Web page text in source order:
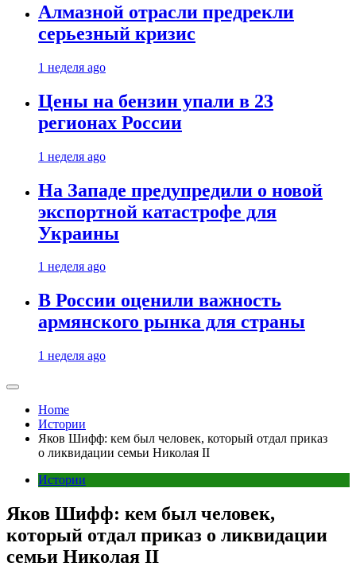
Алмазной отрасли предрекли
серьезный кризис
1 неделя ago
Цены на бензин упали в 23
регионах России
1 неделя ago
На Западе предупредили о новой
экспортной катастрофе для
Украины
1 неделя ago
В России оценили важность
армянского рынка для страны
1 неделя ago
Home
Истории
Яков Шифф: кем был человек, который отдал приказ
о ликвидации семьи Николая II
Истории
Яков Шифф: кем был человек,
который отдал приказ о ликвидации
семьи Николая II